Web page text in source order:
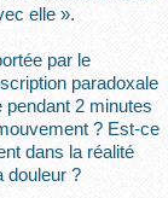
elle ».
par le
paradoxale
2 minutes
? Est-ce
dans la réalité
douleur ?